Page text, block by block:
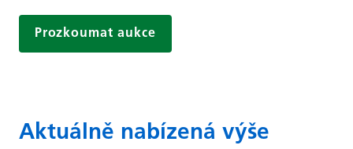
Prozkoumat aukce
Aktuálně nabízená výše